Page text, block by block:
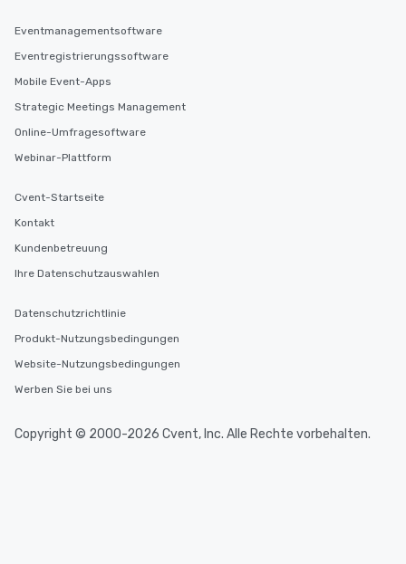
Eventmanagementsoftware
Eventregistrierungssoftware
Mobile Event-Apps
Strategic Meetings Management
Online-Umfragesoftware
Webinar-Plattform
Cvent-Startseite
Kontakt
Kundenbetreuung
Ihre Datenschutzauswahlen
Datenschutzrichtlinie
Produkt-Nutzungsbedingungen
Website-Nutzungsbedingungen
Werben Sie bei uns
Copyright © 2000-2026 Cvent, Inc. Alle Rechte vorbehalten.